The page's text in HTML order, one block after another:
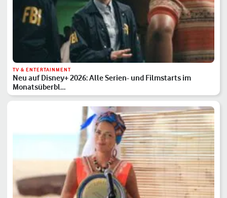
TV & ENTERTAINMENT
Neu auf Disney+ 2026: Alle Serien- und Filmstarts im
Monatsüberbl…